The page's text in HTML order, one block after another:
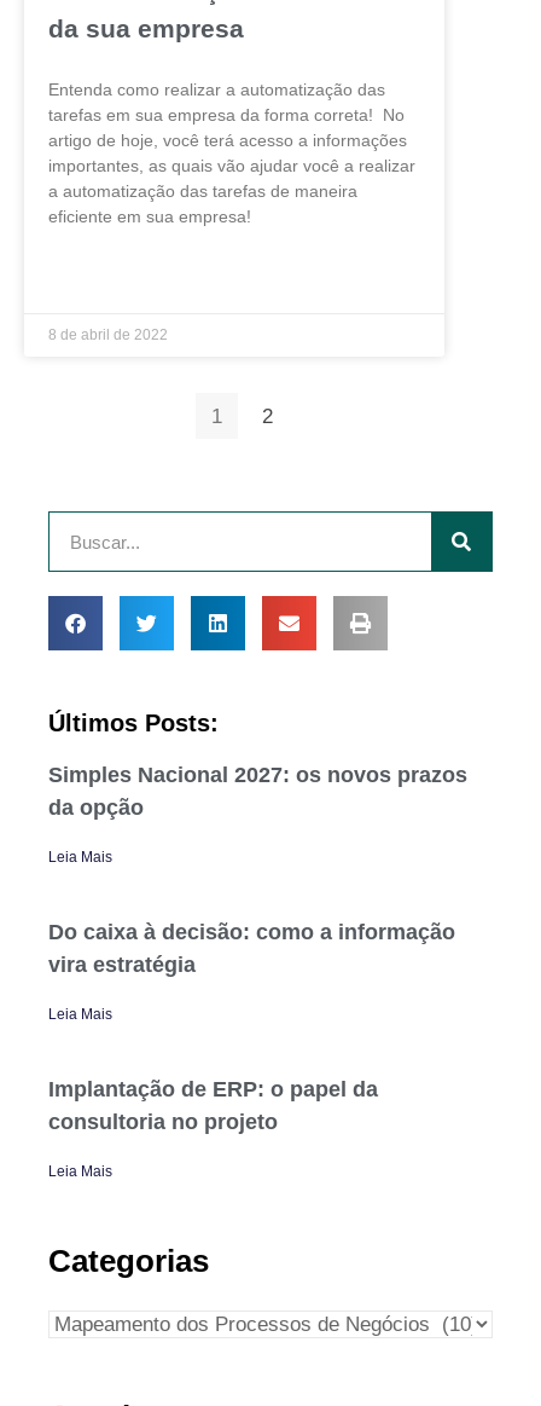
da sua empresa
Entenda como realizar a automatização das
tarefas em sua empresa da forma correta! No
artigo de hoje, você terá acesso a informações
importantes, as quais vão ajudar você a realizar
a automatização das tarefas de maneira
eficiente em sua empresa!
8 de abril de 2022
1 2
Últimos Posts:
Simples Nacional 2027: os novos prazos
da opção
Leia Mais
Do caixa à decisão: como a informação
vira estratégia
Leia Mais
Implantação de ERP: o papel da
consultoria no projeto
Leia Mais
Categorias